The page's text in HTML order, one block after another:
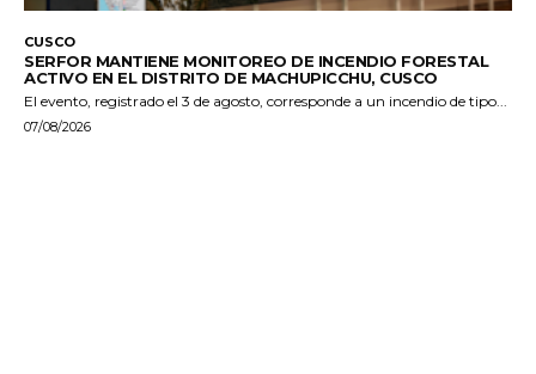
CUSCO
SERFOR MANTIENE MONITOREO DE INCENDIO FORESTAL
ACTIVO EN EL DISTRITO DE MACHUPICCHU, CUSCO
El evento, registrado el 3 de agosto, corresponde a un incendio de tipo...
07/08/2026